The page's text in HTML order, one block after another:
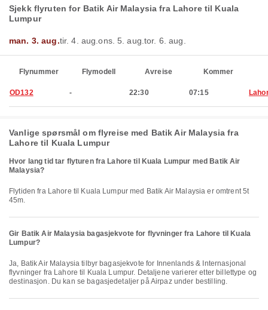
Sjekk flyruten for Batik Air Malaysia fra Lahore til Kuala
Lumpur
man. 3. aug.tir. 4. aug.ons. 5. aug.tor. 6. aug.
Flynummer Flymodell Avreise Kommer
OD132 - 22:30 07:15
Vanlige spørsmål om flyreise med Batik Air Malaysia fra
Lahore til Kuala Lumpur
Hvor lang tid tar flyturen fra Lahore til Kuala Lumpur med Batik Air
Malaysia?
Flytiden fra Lahore til Kuala Lumpur med Batik Air Malaysia er omtrent 5t
45m.
Gir Batik Air Malaysia bagasjekvote for flyvninger fra Lahore til Kuala
Lumpur?
Ja, Batik Air Malaysia tilbyr bagasjekvote for Innenlands & Internasjonal
flyvninger fra Lahore til Kuala Lumpur. Detaljene varierer etter billettype og
destinasjon. Du kan se bagasjedetaljer på Airpaz under bestilling.